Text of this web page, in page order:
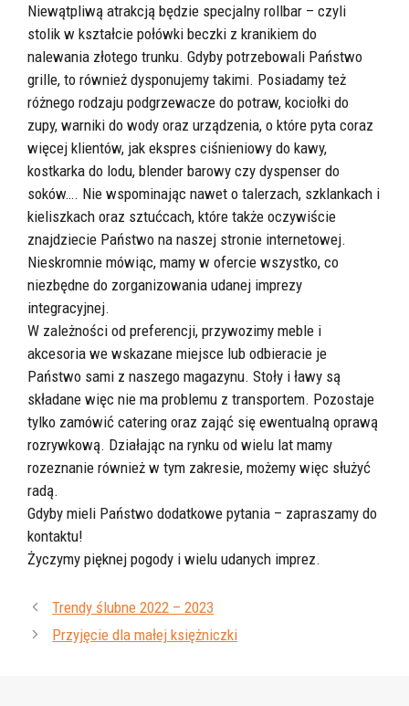
Niewątpliwą atrakcją będzie specjalny rollbar – czyli
stolik w kształcie połówki beczki z kranikiem do
nalewania złotego trunku. Gdyby potrzebowali Państwo
grille, to również dysponujemy takimi. Posiadamy też
różnego rodzaju podgrzewacze do potraw, kociołki do
zupy, warniki do wody oraz urządzenia, o które pyta coraz
więcej klientów, jak ekspres ciśnieniowy do kawy,
kostkarka do lodu, blender barowy czy dyspenser do
soków…. Nie wspominając nawet o talerzach, szklankach i
kieliszkach oraz sztućcach, które także oczywiście
znajdziecie Państwo na naszej stronie internetowej.
Nieskromnie mówiąc, mamy w ofercie wszystko, co
niezbędne do zorganizowania udanej imprezy
integracyjnej.
W zależności od preferencji, przywozimy meble i
akcesoria we wskazane miejsce lub odbieracie je
Państwo sami z naszego magazynu. Stoły i ławy są
składane więc nie ma problemu z transportem. Pozostaje
tylko zamówić catering oraz zająć się ewentualną oprawą
rozrywkową. Działając na rynku od wielu lat mamy
rozeznanie również w tym zakresie, możemy więc służyć
radą.
Gdyby mieli Państwo dodatkowe pytania – zapraszamy do
kontaktu!
Życzymy pięknej pogody i wielu udanych imprez.
Trendy ślubne 2022 – 2023
Przyjęcie dla małej księżniczki